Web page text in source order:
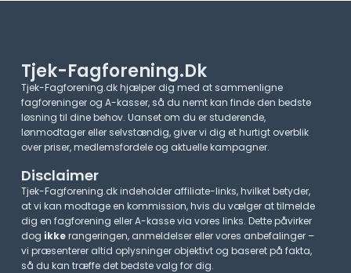
Tjek-Fagforening.dk
Tjek-Fagforening.dk hjælper dig med at sammenligne
fagforeninger og A-kasser, så du nemt kan finde den bedste
løsning til dine behov. Uanset om du er studerende,
lønmodtager eller selvstændig, giver vi dig et hurtigt overblik
over priser, medlemsfordele og aktuelle kampagner.​
Disclaimer
Tjek-Fagforening.dk indeholder affiliate-links, hvilket betyder,
at vi kan modtage en kommission, hvis du vælger at tilmelde
dig en fagforening eller A-kasse via vores links. Dette påvirker
dog ikkerangeringen, anmeldelser eller vores anbefalinger –
vi præsenterer altid oplysninger objektivt og baseret på fakta,
så du kan træffe det bedste valg for dig.